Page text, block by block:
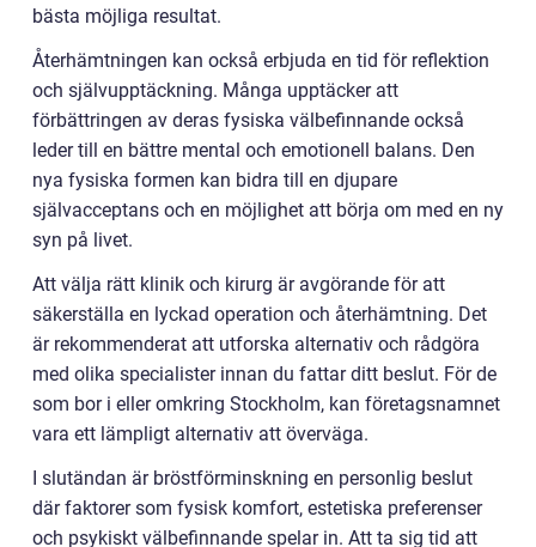
bästa möjliga resultat.
Återhämtningen kan också erbjuda en tid för reflektion
och självupptäckning. Många upptäcker att
förbättringen av deras fysiska välbefinnande också
leder till en bättre mental och emotionell balans. Den
nya fysiska formen kan bidra till en djupare
självacceptans och en möjlighet att börja om med en ny
syn på livet.
Att välja rätt klinik och kirurg är avgörande för att
säkerställa en lyckad operation och återhämtning. Det
är rekommenderat att utforska alternativ och rådgöra
med olika specialister innan du fattar ditt beslut. För de
som bor i eller omkring Stockholm, kan företagsnamnet
vara ett lämpligt alternativ att överväga.
I slutändan är bröstförminskning en personlig beslut
där faktorer som fysisk komfort, estetiska preferenser
och psykiskt välbefinnande spelar in. Att ta sig tid att